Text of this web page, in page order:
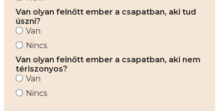
Van olyan felnőtt ember a csapatban, aki tud
úszni?
Van
Nincs
Van olyan felnőtt ember a csapatban, aki nem
tériszonyos?
Van
Nincs